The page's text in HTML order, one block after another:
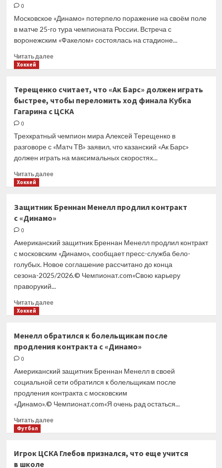
решение
получить
гражданство
РФ
0
Московское «Динамо» потерпело поражение на своём поле
в матче 25-го тура чемпионата России. Встреча с
воронежским «Факелом» состоялась на стадионе...
Читать далееПрочитать
проиграло
в двух
из трёх
матчей
РПЛ
Хоккей
Терещенко считает, что «Ак Барс» должен играть
быстрее, чтобы переломить ход финала Кубка
Гагарина с ЦСКА
0
Трехкратный чемпион мира Алексей Терещенко в
разговоре с «Матч ТВ» заявил, что казанский «Ак Барс»
должен играть на максимальных скоростях...
Читать далееПрочитать
считает,
что
Барс»
должен
играть
быстрее,
чтобы
финала
с ЦСКА
Хоккей
Защитник Бреннан Менелл продлил контракт
с «Динамо»
0
Американский защитник Бреннан Менелл продлил контракт
с московским «Динамо», сообщает пресс-служба бело-
голубых. Новое соглашение рассчитано до конца
сезона-2025/2026.© Чемпионат.com«Свою карьеру
праворукий...
Читать далееПрочитать
Бреннан
Менелл
контракт
с «Динамо»
Хоккей
Менелл обратился к болельщикам после
продления контракта с «Динамо»
0
Американский защитник Бреннан Менелл в своей
социальной сети обратился к болельщикам после
продления контракта с московским
«Динамо».© Чемпионат.com«Я очень рад остаться...
Читать далееПрочитать
обратился
Футбол
Игрок ЦСКА Глебов признался, что еще учится
в школе